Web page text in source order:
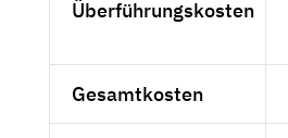
Überführungskosten
Gesamtkosten